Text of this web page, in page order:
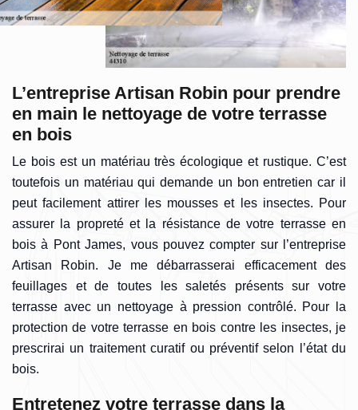
L’entreprise Artisan Robin pour prendre
en main le nettoyage de votre terrasse
en bois
Le bois est un matériau très écologique et rustique. C’est
toutefois un matériau qui demande un bon entretien car il
peut facilement attirer les mousses et les insectes. Pour
assurer la propreté et la résistance de votre terrasse en
bois à Pont James, vous pouvez compter sur l’entreprise
Artisan Robin. Je me débarrasserai efficacement des
feuillages et de toutes les saletés présents sur votre
terrasse avec un nettoyage à pression contrôlé. Pour la
protection de votre terrasse en bois contre les insectes, je
prescrirai un traitement curatif ou préventif selon l’état du
bois.
Entretenez votre terrasse dans la